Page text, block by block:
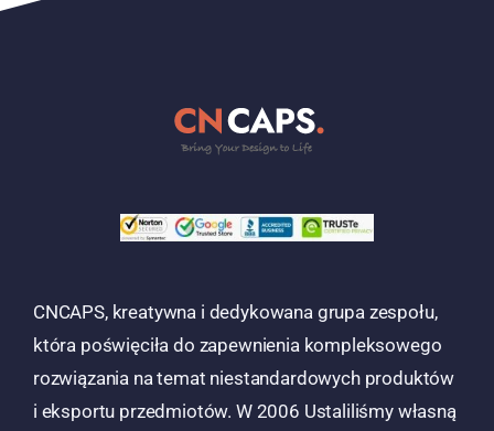
CNCAPS, kreatywna i dedykowana grupa zespołu,
która poświęciła do zapewnienia kompleksowego
rozwiązania na temat niestandardowych produktów
i eksportu przedmiotów. W 2006 Ustaliliśmy własną